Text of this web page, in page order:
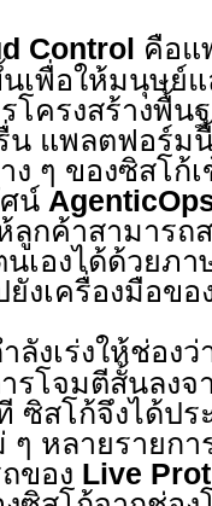
Control คือแ
เพื่อให้มนุษย์
โครงสร้างพื้
น แพลตฟอร์ม
ง ๆ ของซิสโก้
น์
ลูกค้าสามารถ
นเองได้ด้วยภ
ยังเครื่องมือข
ลังเร่งให้ช่อง
รโจมตีสั้นลงจ
ซิสโก้จึงได้ป
ๆ หลายรายกา
ของ Live